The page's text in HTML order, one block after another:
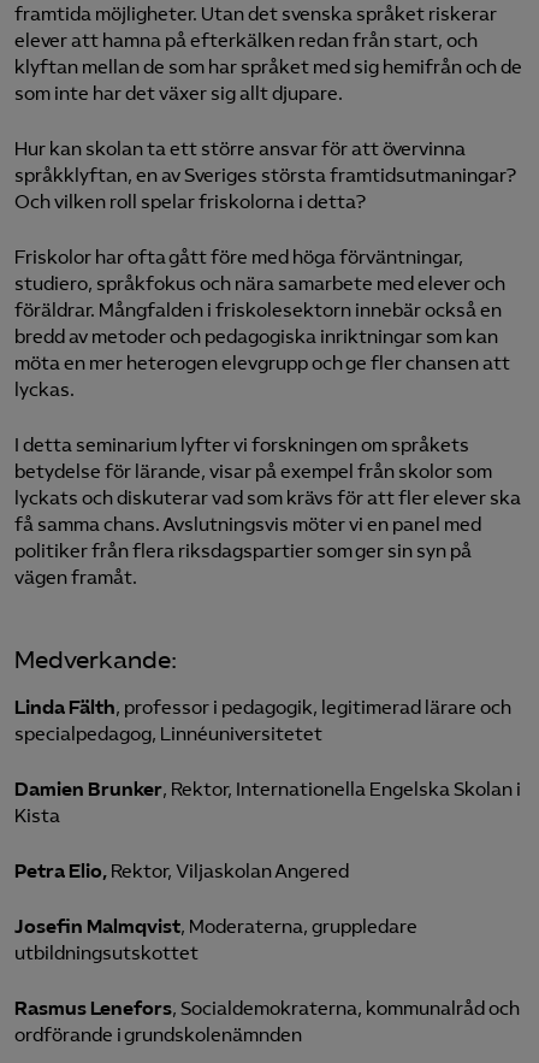
framtida möjligheter. Utan det svenska språket riskerar
elever att hamna på efterkälken redan från start, och
klyftan mellan de som har språket med sig hemifrån och de
som inte har det växer sig allt djupare.
Hur kan skolan ta ett större ansvar för att övervinna
språkklyftan, en av Sveriges största framtidsutmaningar?
Och vilken roll spelar friskolorna i detta?
Friskolor har ofta gått före med höga förväntningar,
studiero, språkfokus och nära samarbete med elever och
föräldrar. Mångfalden i friskolesektorn innebär också en
bredd av metoder och pedagogiska inriktningar som kan
möta en mer heterogen elevgrupp och ge fler chansen att
lyckas.
I detta seminarium lyfter vi forskningen om språkets
betydelse för lärande, visar på exempel från skolor som
lyckats och diskuterar vad som krävs för att fler elever ska
få samma chans. Avslutningsvis möter vi en panel med
politiker från flera riksdagspartier som ger sin syn på
vägen framåt.
Medverkande:
Linda Fälth, professor i pedagogik, legitimerad lärare och
specialpedagog, Linnéuniversitetet
Damien Brunker, Rektor, Internationella Engelska Skolan i
Kista
Petra Elio, Rektor, Viljaskolan Angered
Josefin Malmqvist, Moderaterna, gruppledare
utbildningsutskottet
Rasmus Lenefors, Socialdemokraterna, kommunalråd och
ordförande i grundskolenämnden